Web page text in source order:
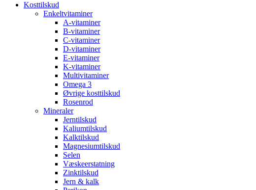
Kosttilskud
Enkeltvitaminer
A-vitaminer
B-vitaminer
C-vitaminer
D-vitaminer
E-vitaminer
K-vitaminer
Multivitaminer
Omega 3
Øvrige kosttilskud
Rosenrod
Mineraler
Jerntilskud
Kaliumtilskud
Kalktilskud
Magnesiumtilskud
Selen
Væskeerstatning
Zinktilskud
Jern & kalk